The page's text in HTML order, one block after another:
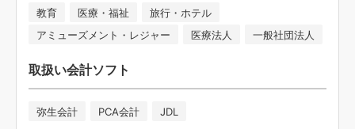
教育
医療・福祉
旅行・ホテル
アミューズメント・レジャー
医療法人 一般社団法人
取扱い会計ソフト
弥生会計 PCA会計 JDL